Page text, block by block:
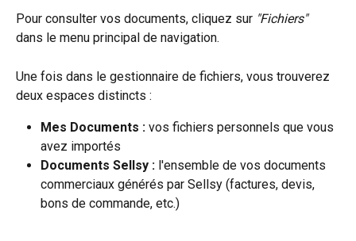
Pour consulter vos documents, cliquez sur "Fichiers"
dans le menu principal de navigation.
Une fois dans le gestionnaire de fichiers, vous trouverez
deux espaces distincts :
Mes Documents : vos fichiers personnels que vous
avez importés
Documents Sellsy : l'ensemble de vos documents
commerciaux générés par Sellsy (factures, devis,
bons de commande, etc.)